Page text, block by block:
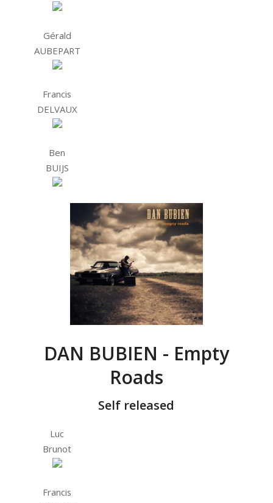
Gérald
AUBEPART
Francis
DELVAUX
Ben
BUIJS
DAN BUBIEN - Empty
Roads
Self released
Luc
Brunot
Francis